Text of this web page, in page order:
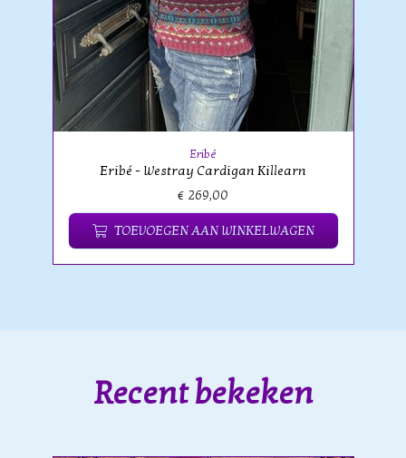
Eribé
Eribé - Westray Cardigan Killearn
€ 269,00
TOEVOEGEN AAN WINKELWAGEN
Recent bekeken